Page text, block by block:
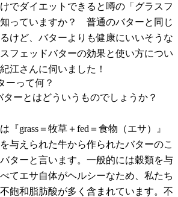
でダイエットできると噂の「グラスフ
っていますか？ 普通のバターと同じ
けど、バターよりも健康にいいそうな
フェッドバターの効果と使い方につい
江さんに伺いました！
ーって何？
ーとはどういうものでしょうか？
『grass＝牧草＋fed＝食物（エサ）』
与えられた牛から作られたバターのこ
ターと言います。一般的には穀類を与
てエサ自体がヘルシーなため、私たち
飽和脂肪酸が多く含まれています。不